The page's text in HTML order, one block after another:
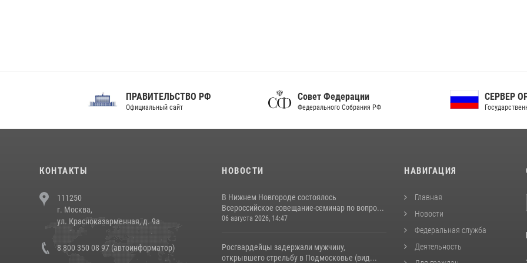
ПРАВИТЕЛЬСТВО РФ
Официальный сайт
Совет Федерации
Федерального Собрания РФ
СЕРВЕР ОРГАНОВ
Государственной власти РФ
КОНТАКТЫ
111250
г. Москва,
ул. Красноказарменная, д. 9а
8 800 350 08 97 (автоинформатор)
НОВОСТИ
В Нижнем Новгороде состоялось
Всероссийское совещание-семинар по вопро...
06 августа 2026, 14:47
Росгвардейцы задержали мужчину,
открывшего стрельбу в Подмосковье (вид...
НАВИГАЦИЯ
Главная
Новости
Федеральная служба
Деятельность